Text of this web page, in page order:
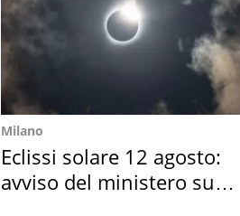
Milano
Eclissi solare 12 agosto:
avviso del ministero su